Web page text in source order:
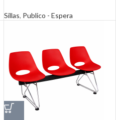
Sillas, Publico - Espera